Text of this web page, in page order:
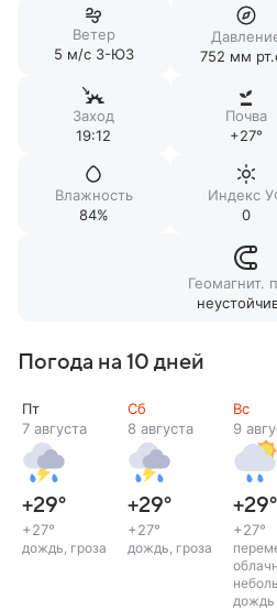
Ветер
5 м/c З-ЮЗ
752 мм
Заход
19:12
Почва
+27°
Влажность
84%
Индекс
0
Геомагнит.
Погода на 10 дней
Пт
7 августа
+29°
+27°
дождь, гроза
Сб
8 августа
+29°
+27°
дождь, гроза
Вс
9
+29°
+27°
дождь